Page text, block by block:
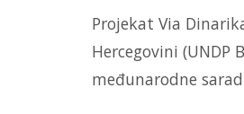
Projekat Via
Hercegovini
međunarodne